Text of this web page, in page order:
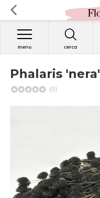
cerca
menu
Phalaris 'nera'
(0)